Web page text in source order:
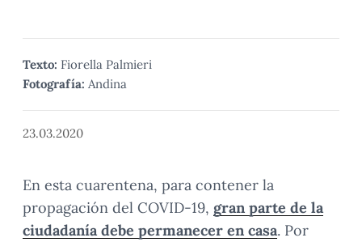
Texto: Fiorella Palmieri
Fotografía: Andina
23.03.2020
En esta cuarentena, para contener la
propagación del COVID-19, gran parte de la
ciudadanía debe permanecer en casa. Por